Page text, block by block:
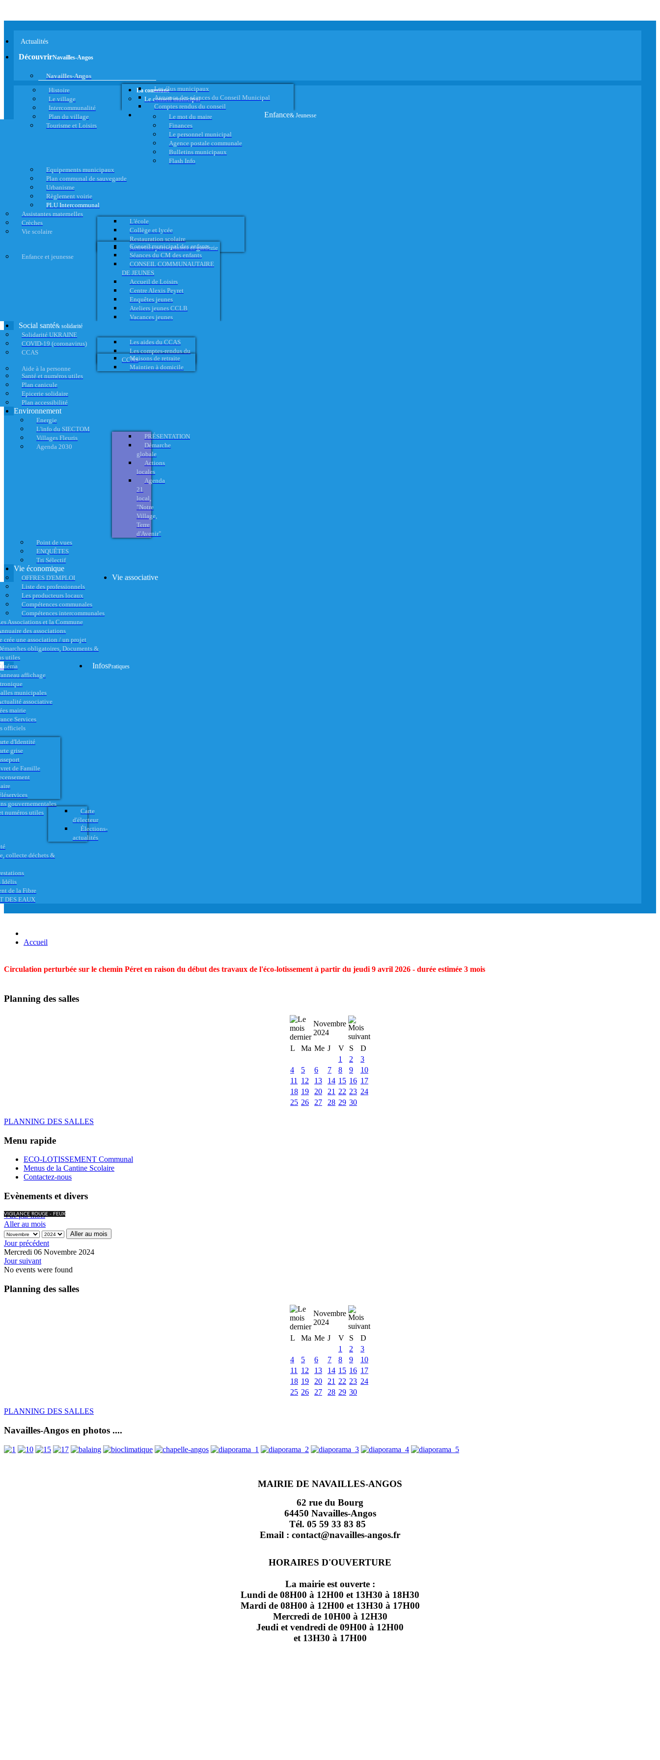
Actualités
DécouvrirNavailles-Angos
Navailles-Angos
Histoire
Le village
Intercommunalité
Plan du village
Tourisme et Loisirs
La commune
Le conseil municipal
Les élus municipaux
Annonce des séances du Conseil Municipal
Comptes rendus du conseil
Le mot du maire
Finances
Le personnel municipal
Agence postale communale
Bulletins municipaux
Flash Info
Equipements municipaux
Plan communal de sauvegarde
Urbanisme
Règlement voirie
PLU Intercommunal
Enfance& Jeunesse
Assistantes maternelles
Crèches
Vie scolaire
L'école
Collège et lycée
Restauration scolaire
Activités périscolaires et garderie
Enfance et jeunesse
Conseil municipal des enfants
Séances du CM des enfants
CONSEIL COMMUNAUTAIRE
DE JEUNES
Accueil de Loisirs
Centre Alexis Peyret
Enquêtes jeunes
Ateliers jeunes CCLB
Vacances jeunes
Social santé& solidarité
Solidarité UKRAINE
COVID-19 (coronavirus)
CCAS
Les aides du CCAS
Les comptes-rendus du
CCAS
Aide à la personne
Maisons de retraite
Maintien à domicile
Santé et numéros utiles
Plan canicule
Epicerie solidaire
Plan accessibilité
Environnement
Energie
L'info du SIECTOM
Villages Fleuris
Agenda 2030
PRÉSENTATION
Démarche
globale
Actions
locales
Agenda
21
local,
"Notre
Village,
Terre
d'Avenir"
Point de vues
ENQUÊTES
Tri Sélectif
Vie économique
OFFRES D'EMPLOI
Liste des professionnels
Les producteurs locaux
Compétences communales
Compétences intercommunales
Vie associative
Associations et la Commune
des associations
crée une association / un projet
obligatoires, Documents &
utiles
affichage
municipales
associative
InfosPratiques
mairie
Services
officiels
d'Identité
grise
de Famille
gouvernementales
numéros utiles
Carte
d'électeur
Élections-
actualités
collecte déchets &
Idélis
de la Fibre
DES EAUX
Accueil
Circulation perturbée sur le chemin Péret en raison du début des travaux de l'éco-lotissement à partir du jeudi 9 avril 2026 - durée estimée 3 mois
Planning des salles
Novembre
2024
L
Ma Me J V S
D
1
2
3
4
5 6 7 8 9
10
11
12 13 14 15 16 17
18 19 20 21 22 23 24
25 26 27 28 29 30
PLANNING DES SALLES
Menu rapide
ECO-LOTISSEMENT Communal
Menus de la Cantine Scolaire
Contactez-nous
Evènements et divers
VIGILANCE ROUGE - FEUX
Vue par mois
Aller au mois
Aller au mois
Jour précédent
Mercredi 06 Novembre 2024
Jour suivant
No events were found
Planning des salles
Novembre
2024
L
Ma Me J V S
D
1
2
3
4
5 6 7 8 9
10
11
12 13 14 15 16 17
18 19 20 21 22 23 24
25 26 27 28 29 30
PLANNING DES SALLES
Navailles-Angos en photos ....
MAIRIE DE NAVAILLES-ANGOS
62 rue du Bourg
64450 Navailles-Angos
Tél. 05 59 33 83 85
Email : contact@navailles-angos.fr
HORAIRES D'OUVERTURE
La mairie est ouverte :
Lundi de 08H00 à 12H00 et 13H30 à 18H30
Mardi de 08H00 à 12H00 et 13H30 à 17H00
Mercredi de 10H00 à 12H30
Jeudi et vendredi de 09H00 à 12H00
et 13H30 à 17H00